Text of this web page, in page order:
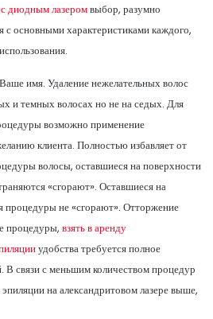
диодным лазеромвыбор, разумно
с основными характеристиками каждого,
имя. Удаление нежелательных волос
и темных волосах но не на седых. Для
возможно применение
клиента. Полностью избавляет от
волосы, оставшиеся на поверхности
«сгорают». Оставшиеся на
процедуры не «сгорают». Отторжение
процедуры, взять в аренду
удобства требуется полное
В связи с меньшим количеством процедур
на александритовом лазере выше,